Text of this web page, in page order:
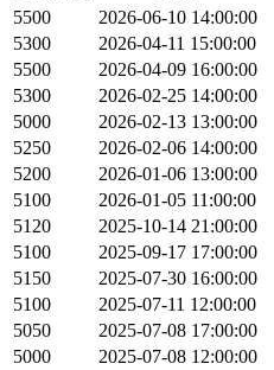
5500
2026-06-10 14:00:00
5300
2026-04-11 15:00:00
5500
2026-04-09 16:00:00
5300
2026-02-25 14:00:00
5000
2026-02-13 13:00:00
5250
2026-02-06 14:00:00
5200
2026-01-06 13:00:00
5100
2026-01-05 11:00:00
5120
2025-10-14 21:00:00
5100
2025-09-17 17:00:00
5150
2025-07-30 16:00:00
5100
2025-07-11 12:00:00
5050
2025-07-08 17:00:00
5000
2025-07-08 12:00:00